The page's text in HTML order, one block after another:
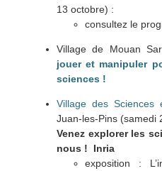
13 octobre) :
consultez le
Village de Mouan
jouer et manipuler
sciences !
Village des Sciences
Juan-les-Pins (samedi
Venez explorer les
nous ! Inria
exposition :